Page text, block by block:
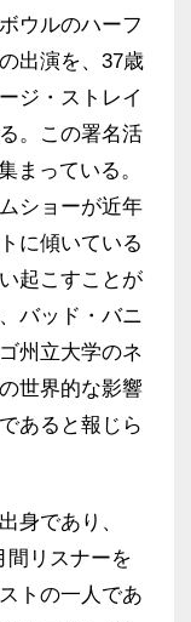
ウルのハーフ
出演を、37歳
ジ・ストレイ
。この署名活
まっている。
ショーが近年
に傾いている
起こすことが
バッド・バニ
州立大学のネ
世界的な影響
あると報じら
身であり、
間リスナーを
トの一人であ